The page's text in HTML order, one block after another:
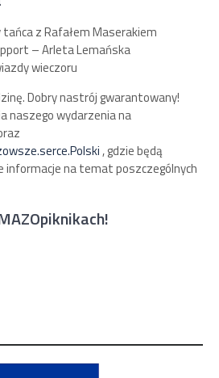
z Rafałem Maserakiem
– Arleta Lemańska
wieczoru
Dobry nastrój gwarantowany!
naszego wydarzenia na
, gdzie będą
na temat poszczególnych